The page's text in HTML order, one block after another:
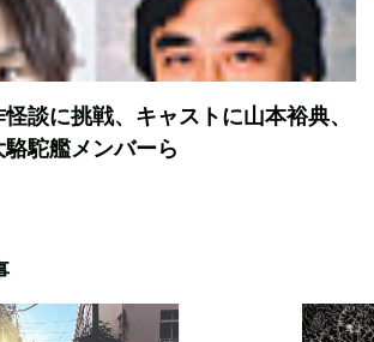
談に挑戦、キャストに山本裕典、
駝艦メンバーら